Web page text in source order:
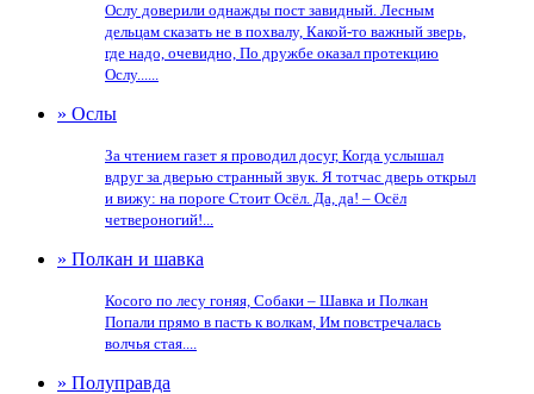
Ослу доверили однажды пост завидный. Лесным
дельцам сказать не в похвалу, Какой-то важный зверь,
где надо, очевидно, По дружбе оказал протекцию
Ослу......
» Ослы
За чтением газет я проводил досуг, Когда услышал
вдруг за дверью странный звук. Я тотчас дверь открыл
и вижу: на пороге Стоит Осёл. Да, да! – Осёл
четвероногий!...
» Полкан и шавка
Косого по лесу гоняя, Собаки – Шавка и Полкан
Попали прямо в пасть к волкам, Им повстречалась
волчья стая....
» Полуправда